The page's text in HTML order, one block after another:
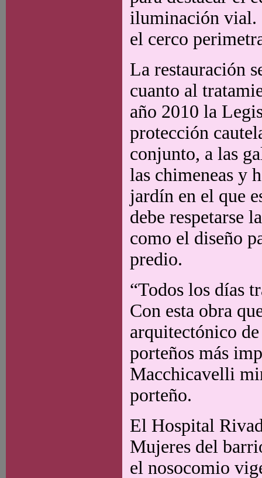
iluminación vial.
el cerco
La restauración
cuanto al
año 2010 la
protección
conjunto, a las
las chimeneas y
jardín en el que
debe respetarse
como el diseño
predio.
“Todos los días
Con esta obra
arquitectónico
porteños más
Macchicavelli
porteño.
El Hospital
Mujeres del
el nosocomio